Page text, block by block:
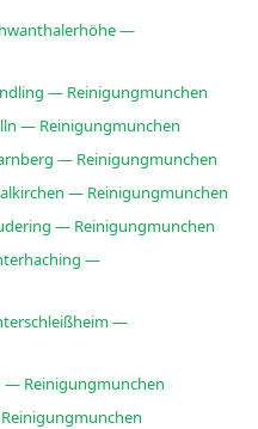
—
— Reinigungmunchen
— Reinigungmunchen
— Reinigungmunchen
— Reinigungmunchen
— Reinigungmunchen
—
—
— Reinigungmunchen